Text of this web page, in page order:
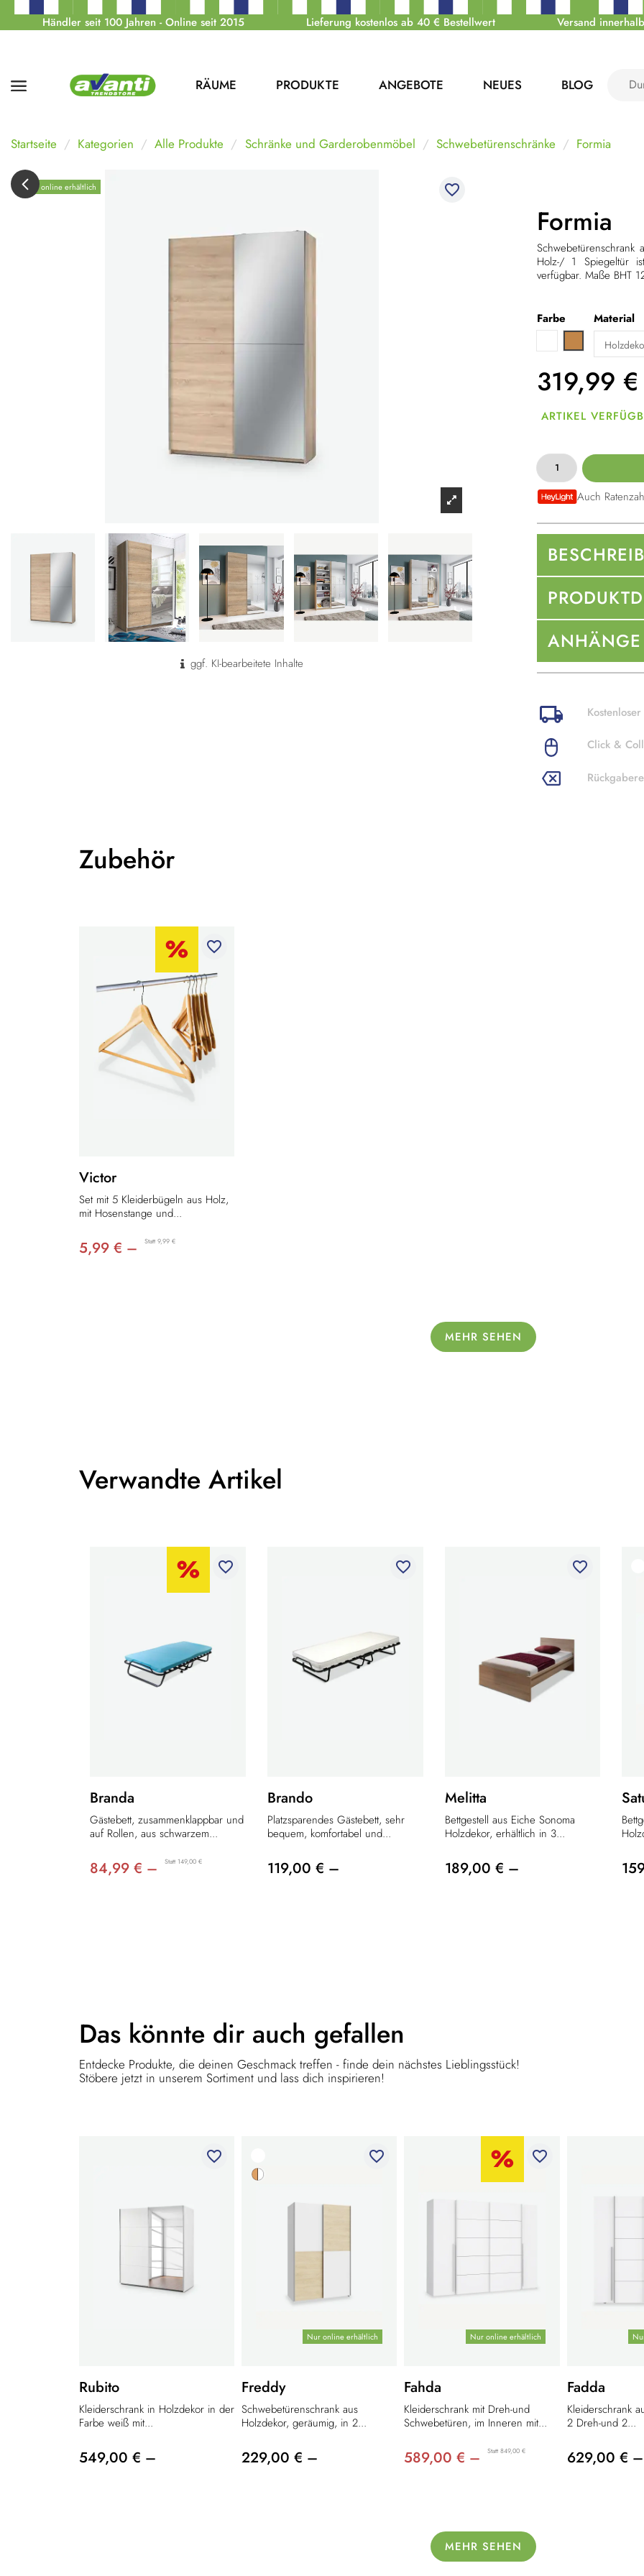
Händler seit 100 Jahren - Online seit 2015 Lieferung kostenlos ab 40 € Bestellwert Versand
RÄUME PRODUKTE ANGEBOTE NEUES BLOG
Startseite Kategorien Alle Produkte Schränke und Garderobenmöbel Schwebetürenschränke Formia
Nur online erhältlich favorite_border
ggf. KI-bearbeitete Inhalte
Formia
Schwebetürenschrank
Holz-/ 1 Spiegeltür
verfügbar. Maße BHT
Farbe
Hellbraun
Material
319,99 €
ARTIKEL
Auch
ANHÄNGE
Click &
Zubehör
favorite_border
Victor
Set mit 5 Kleiderbügeln aus Holz,
mit Hosenstange und...
5,99 € – Statt 9,99 €
MEHR SEHEN
Verwandte Artikel
favorite_border
Branda
Gästebett, zusammenklappbar und
auf Rollen, aus schwarzem...
84,99 € – Statt 149,00 €
favorite_border
Brando
Platzsparendes Gästebett, sehr
bequem, komfortabel und...
119,00 € –
favorite_border
Melitta
Bettgestell aus Eiche Sonoma
Holzdekor, erhältlich in 3...
189,00 € –
Das könnte dir auch gefallen
Entdecke Produkte, die deinen Geschmack treffen - finde dein nächstes Lieblingsstück!
Stöbere jetzt in unserem Sortiment und lass dich inspirieren!
favorite_border
Rubito
Kleiderschrank in Holzdekor in der
Farbe weiß mit...
549,00 € –
Nur online erhältlich
favorite_border
Freddy
Schwebetürenschrank aus
Holzdekor, geräumig, in 2...
229,00 € –
Nur online erhältlich
favorite_border
Fahda
Kleiderschrank mit Dreh-und
Schwebetüren, im Inneren mit...
589,00 € – Statt 849,00 €
Fadda
Kleiderschrank
2 Dreh-und 2...
629,00 € –
MEHR SEHEN